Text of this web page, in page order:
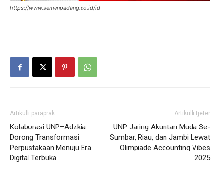
https://www.semenpadang.co.id/id
Artikulli paraprak
Kolaborasi UNP–Adzkia
Dorong Transformasi
Perpustakaan Menuju Era
Digital Terbuka
Artikulli tjetër
UNP Jaring Akuntan Muda Se-
Sumbar, Riau, dan Jambi Lewat
Olimpiade Accounting Vibes
2025